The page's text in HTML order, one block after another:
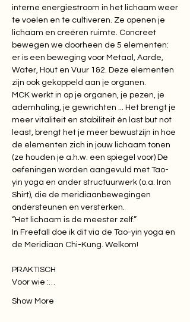
interne energiestroom in het lichaam weer
te voelen en te cultiveren. Ze openen je
lichaam en creëren ruimte. Concreet
bewegen we doorheen de 5 elementen:
er is een beweging voor Metaal, Aarde,
Water, Hout en Vuur 1&2. Deze elementen
zijn ook gekoppeld aan je organen.
MCK werkt in op je organen, je pezen, je
ademhaling, je gewrichten ... Het brengt je
meer vitaliteit en stabiliteit én last but not
least, brengt het je meer bewustzijn in hoe
de elementen zich in jouw lichaam tonen
(ze houden je a.h.w. een spiegel voor) De
oefeningen worden aangevuld met Tao-
yin yoga en ander structuurwerk (o.a. Iron
Shirt), die de meridiaanbewegingen
ondersteunen en versterken.
“Het lichaam is de meester zelf.”
​In Freefall doe ik dit via de Tao-yin yoga en
de Meridiaan Chi-Kung. Welkom!
PRAKTISCH
Voor wie :…
Show More